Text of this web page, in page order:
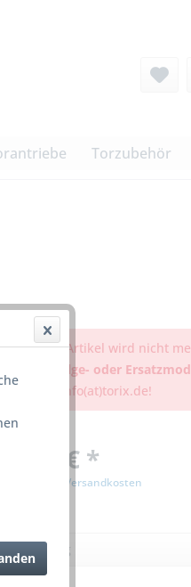
Torzubehör
Dieser Artikel wird nicht
Nachfolge- oder
unter info(at)torix.de!
€ *
zzgl. Versandkosten